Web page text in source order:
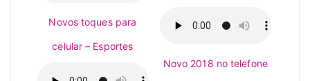
Novos toques para
celular – Esportes
Novo 2018 no telefone